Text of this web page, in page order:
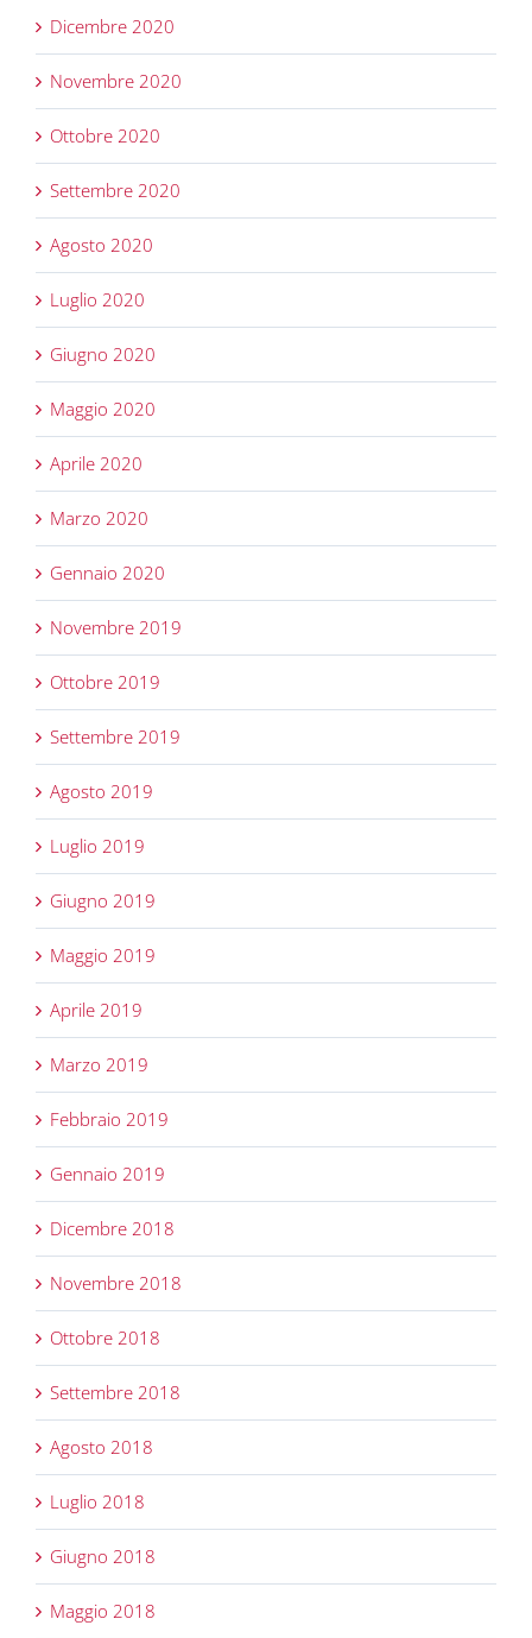
Dicembre 2020
Novembre 2020
Ottobre 2020
Settembre 2020
Agosto 2020
Luglio 2020
Giugno 2020
Maggio 2020
Aprile 2020
Marzo 2020
Gennaio 2020
Novembre 2019
Ottobre 2019
Settembre 2019
Agosto 2019
Luglio 2019
Giugno 2019
Maggio 2019
Aprile 2019
Marzo 2019
Febbraio 2019
Gennaio 2019
Dicembre 2018
Novembre 2018
Ottobre 2018
Settembre 2018
Agosto 2018
Luglio 2018
Giugno 2018
Maggio 2018